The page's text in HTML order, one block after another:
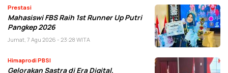
Prestasi
Mahasiswi FBS Raih 1st Runner Up Putri
Pangkep 2026
Jumat, 7 Agu 2026 - 23:28 WITA
Himaprodi PBSI
Gelorakan Sastra di Era Digital,